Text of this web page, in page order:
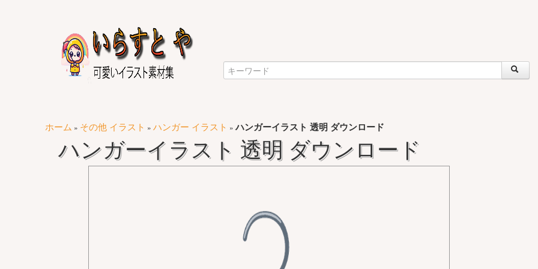
ホーム » その他 イラスト » ハンガー イラスト »ハンガーイラスト 透明 ダウンロード
ハンガーイラスト 透明 ダウンロード